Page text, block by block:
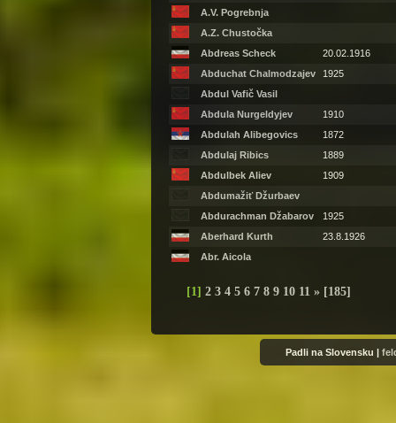
A.V. Pogrebnja
A.Z. Chustočka
Abdreas Scheck
20.02.1916
Abduchat Chalmodzajev
1925
Abdul Vafič Vasil
Abdula Nurgeldyjev
1910
Abdulah Alibegovics
1872
Abdulaj Ribics
1889
Abdulbek Aliev
1909
Abdumažiť Džurbaev
Abdurachman Džabarov
1925
Aberhard Kurth
23.8.1926
Abr. Aicola
[1]23456789 10 11» [185]
Padli na Slovensku |